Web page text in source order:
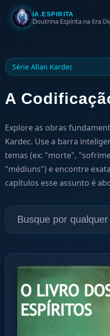
IA.ESPIRITA
Doutrina Espírita na Era
Série Allan Kardec
A
Explore as obras
Kardec. Use a barra
temas (ex: "morte",
"médiuns") e encontre
capítulos esse assunto é